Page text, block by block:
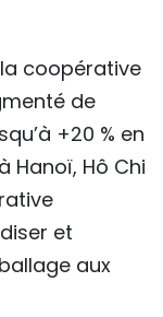
coopérative
de
+20 % en
Hanoï, Hô Chi
et
aux